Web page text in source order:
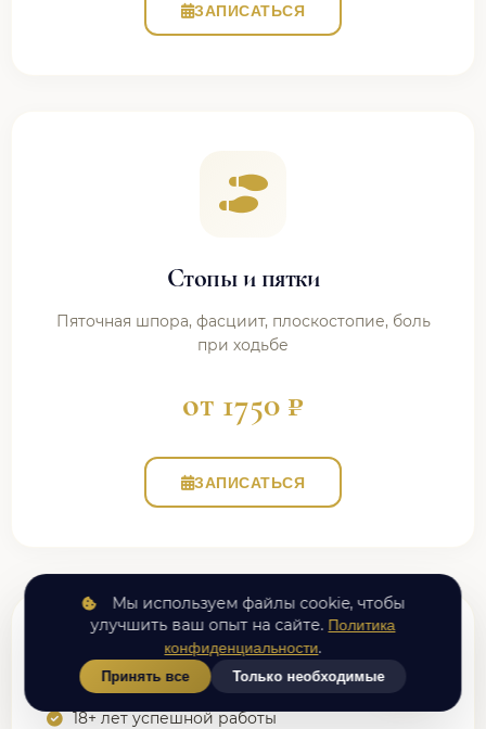
ЗАПИСАТЬСЯ
Стопы и пятки
Пяточная шпора, фасциит, плоскостопие, боль
при ходьбе
от 1750 ₽
ЗАПИСАТЬСЯ
Почему выбирают нас?
18+ лет успешной работы
Мы используем файлы cookie, чтобы
улучшить ваш опыт на сайте. Политика
конфиденциальности.
Принять все Только необходимые